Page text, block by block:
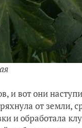
и вот они
от земли,
и обработала